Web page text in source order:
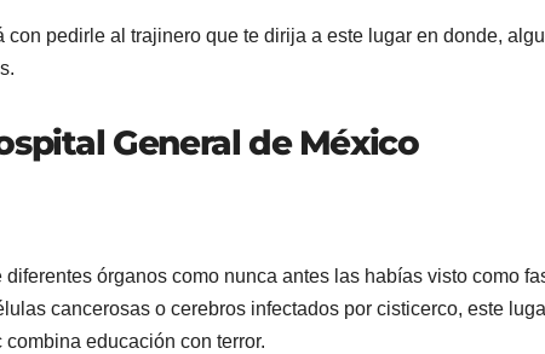
pedirle al trajinero que te dirija a este lugar en donde,
General de México
órganos como nunca antes las habías visto como
cancerosas o cerebros infectados por cisticerco, este
educación con terror.